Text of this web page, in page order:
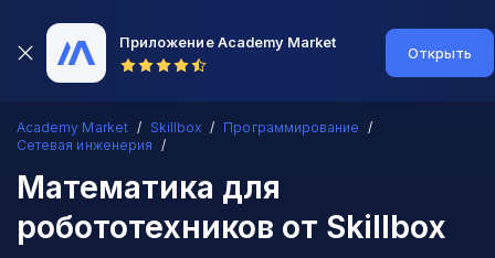
Приложение Academy Market
Открыть
Academy Market Skillbox
Программирование
Сетевая инженерия
Математика для
робототехников от Skillbox